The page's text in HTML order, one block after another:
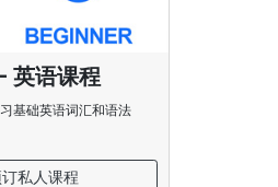
英语课程
基础英语词汇和语法
私人课程